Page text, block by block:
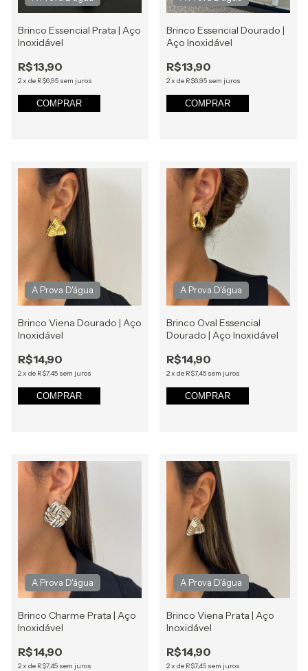
Brinco Essencial Prata | Aço
Inoxidável
R$13,90
2x de R$6,95 sem juros
COMPRAR
Brinco Essencial Dourado |
Aço Inoxidável
R$13,90
2x de R$6,95 sem juros
COMPRAR
Brinco Viena Dourado | Aço
Inoxidável
R$14,90
2x de R$7,45 sem juros
COMPRAR
Brinco Oval Essencial
Dourado | Aço Inoxidável
R$14,90
2x de R$7,45 sem juros
COMPRAR
Brinco Charme Prata | Aço
Inoxidável
R$14,90
2x de R$7,45 sem juros
Brinco Viena Prata | Aço
Inoxidável
R$14,90
2x de R$7,45 sem juros